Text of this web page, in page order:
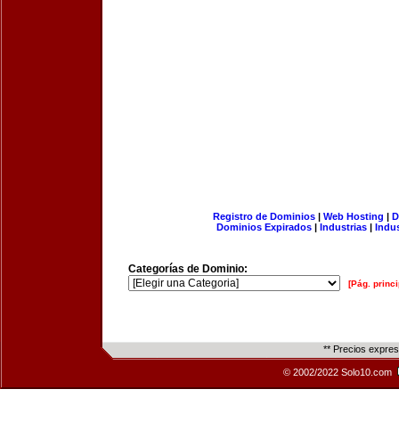
Registro de Dominios| Web Hosting |
Dominios Expirados | Industrias |
Categorías de Dominio:
[Pág.
** Precios
© 2002/2022 Solo10.com